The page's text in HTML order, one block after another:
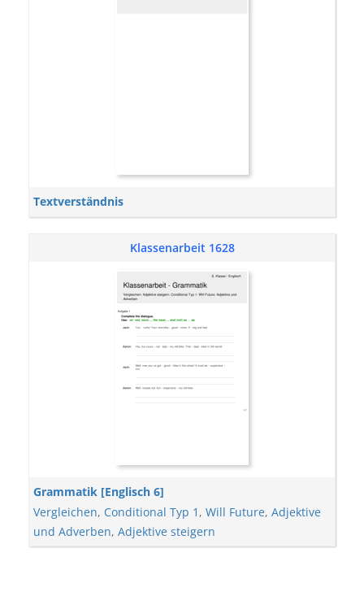
Textverständnis
Klassenarbeit 1628
Grammatik [Englisch 6]
Vergleichen, Conditional Typ 1 , Will Future, Adjektive
und Adverben, Adjektive steigern